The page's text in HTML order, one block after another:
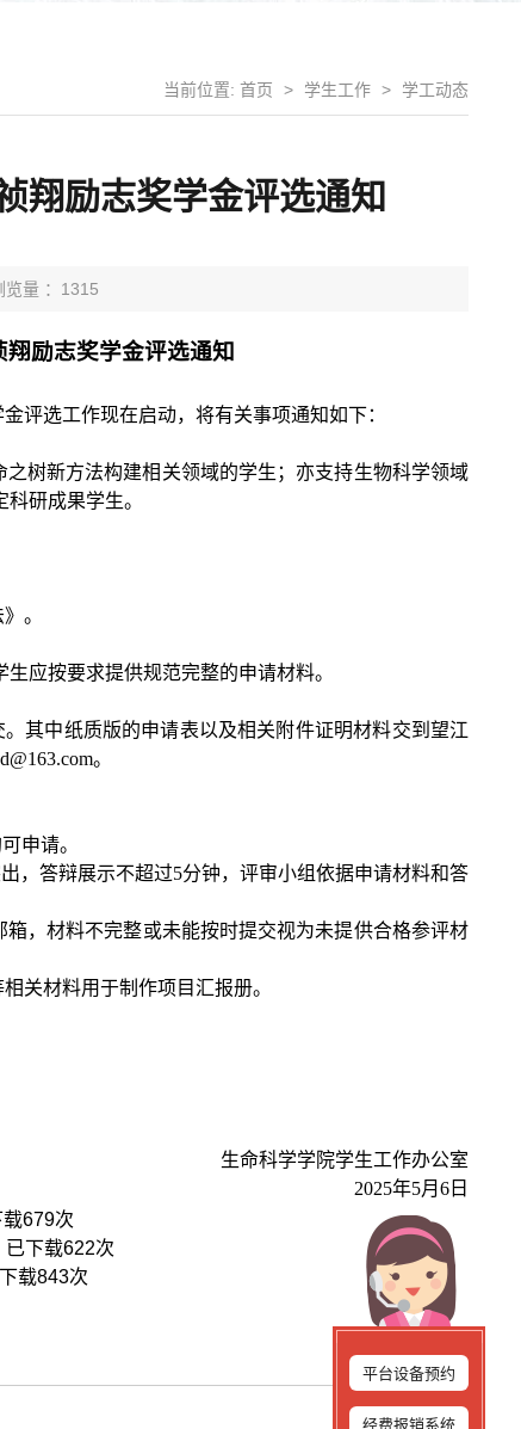
当前位置: 首页 > 学生工作 > 学工动态
翔励志奖学金评选通知
览量 ：1315
翔励志奖学金评选通知
评选工作现在启动，将有关事项通知如下：
树新方法构建相关领域的学生；亦支持生物科学领域
研成果学生。
》。
应按要求提供规范完整的申请材料。
其中纸质版的申请表以及相关附件证明材料交到望江
@163.com。
申请。
，答辩展示不超过5分钟，评审小组依据申请材料和答
，材料不完整或未能按时提交视为未提供合格参评材
关材料用于制作项目汇报册。
生命科学学院学生工作办公室
2025年5月 6 日
载679次
已下载622次
载843次
平台设备预约
经费报销系统